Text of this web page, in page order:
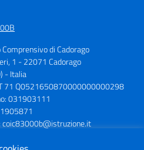
di Cadorago
1 - 22071 Cadorago
- Italia
71 Q0521650870000000000298
031903111
coic83000b@istruzione.it